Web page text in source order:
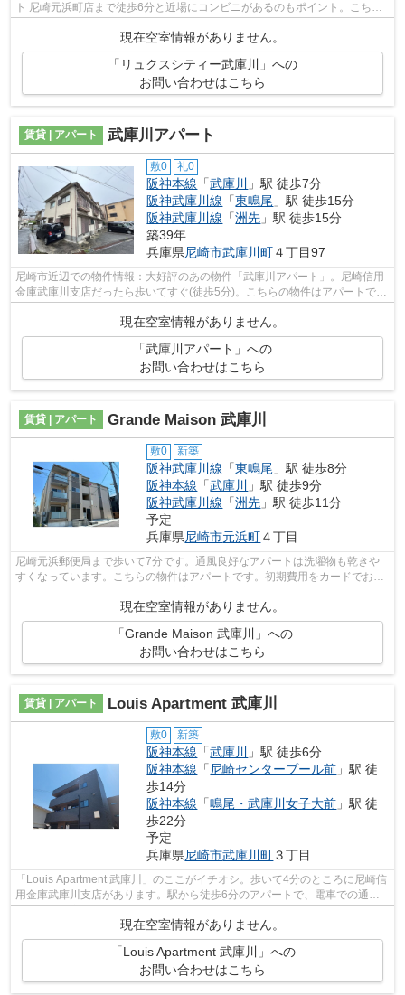
ト 尼崎元浜町店まで徒歩6分と近場にコンビニがあるのもポイント。こちら
現在空室情報がありません。
「リュクスシティー武庫川」への
お問い合わせはこちら
賃貸 | アパート 武庫川アパート
敷0 礼0
阪神本線 「武庫川
」駅 徒歩7分
阪神武庫川線 「東鳴尾 」駅 徒歩15分
阪神武庫川線 「洲先 」駅 徒歩15分
築39年
兵庫県尼崎市武庫川町４丁目97
尼崎市近辺での物件情報：大好評のあの物件「武庫川アパート」。尼崎信用
金庫武庫川支店だったら歩いてすぐ(徒歩5分)。こちらの物件はアパートで
現在空室情報がありません。
「武庫川アパート」への
お問い合わせはこちら
賃貸 | アパート Grande Maison 武庫川
敷0 新築
阪神武庫川線 「東鳴尾 」駅 徒歩8分
阪神本線 「武庫川
」駅 徒歩9分
阪神武庫川線 「洲先 」駅 徒歩11分
予定
兵庫県尼崎市元浜町４丁目
尼崎元浜郵便局まで歩いて7分です。通風良好なアパートは洗濯物も乾きや
すくなっています。こちらの物件はアパートです。初期費用をカードでお支
払いいただけるので、カードで決済した...
現在空室情報がありません。
「Grande Maison 武庫川」への
お問い合わせはこちら
賃貸 | アパート Louis Apartment 武庫川
敷0 新築
阪神本線 「武庫川
」駅 徒歩6分
阪神本線 「尼崎センタープール前 」駅 徒
歩14分
阪神本線 「鳴尾・武庫川女子大前 」駅 徒
歩22分
予定
兵庫県尼崎市武庫川町３丁目
「Louis Apartment 武庫川」のここがイチオシ。歩いて4分のところに尼崎信
用金庫武庫川支店があります。駅から徒歩6分のアパートで、電車での通勤
現在空室情報がありません。
「Louis Apartment 武庫川」への
お問い合わせはこちら